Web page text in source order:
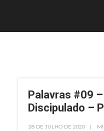
Palavras #09
Discipulado –
28 DE JULHO DE 2020